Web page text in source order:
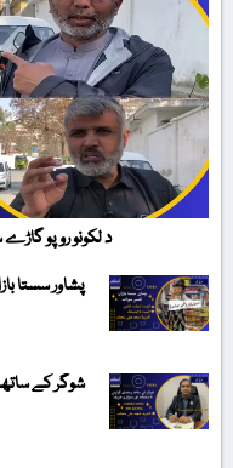
د لکونو روپو
پشاور سستا
شوگر کے